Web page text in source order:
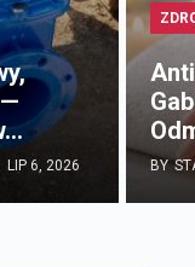
LIP 6, 2026 BY